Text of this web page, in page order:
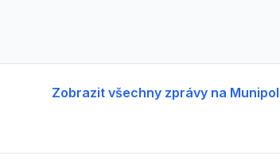
Zobrazit všechny zprávy na